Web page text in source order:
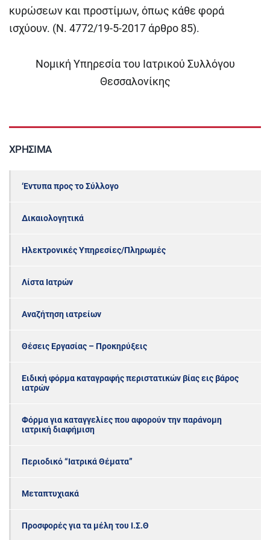
κυρώσεων και προστίμων, όπως κάθε φορά
ισχύουν. (Ν. 4772/19-5-2017 άρθρο 85).
Νομική Υπηρεσία του Ιατρικού Συλλόγου
Θεσσαλονίκης
ΧΡΉΣΙΜΑ
‘Εντυπα προς το Σύλλογο
Δικαιολογητικά
Ηλεκτρονικές Υπηρεσίες/Πληρωμές
Λίστα Ιατρών
Αναζήτηση ιατρείων
Θέσεις Εργασίας – Προκηρύξεις
Ειδική φόρμα καταγραφής περιστατικών βίας εις βάρος
ιατρών
Φόρμα για καταγγελίες που αφορούν την παράνομη
ιατρική διαφήμιση
Περιοδικό “Ιατρικά Θέματα”
Μεταπτυχιακά
Προσφορές για τα μέλη του Ι.Σ.Θ